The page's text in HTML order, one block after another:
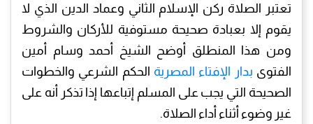
تعتبر الصلاة ركن الإسلام الثاني وعماد الدين الذي لا
يقوم إلا بعبادة صحيحة مستوفية للأركان والشروط
ومن هذا المنطلق أوضح الشيخ أحمد وسام أمين
الفتوى بدار الإفتاء المصرية الحكم الشرعي والخطوات
الصحيحة التي يجب على المسلم إتباعها إذا تذكر أنه على
غير وضوء أثناء أداء الصلاة.